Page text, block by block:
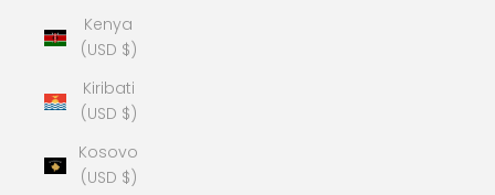
Kenya
(USD $)
Kiribati
(USD $)
Kosovo
(USD $)